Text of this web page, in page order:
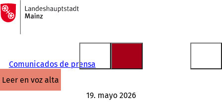
Saltar al contenido
A
la
página
Comunicados de prensa
leer en voz alta
19. mayo 2026